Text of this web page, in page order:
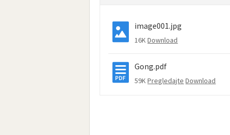
image001.jpg
16KDownload
Gong.pdf
59KPregledajte Download